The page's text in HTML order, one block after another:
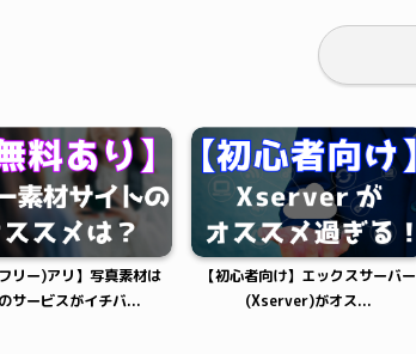
リー)アリ】写真素材は
サービスがイチバ...
【初心者向け】エックスサーバー
(Xserver)がオス...